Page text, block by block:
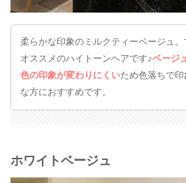
柔らかな印象のミルクティーベージュ
オススメのハイトーンヘアです♪ベージ
色の印象が変わりにくいため色落ちで
な方におすすめです。
ホワイトベージュ